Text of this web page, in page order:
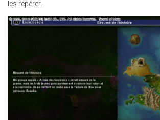
les repérer.
30.JPG